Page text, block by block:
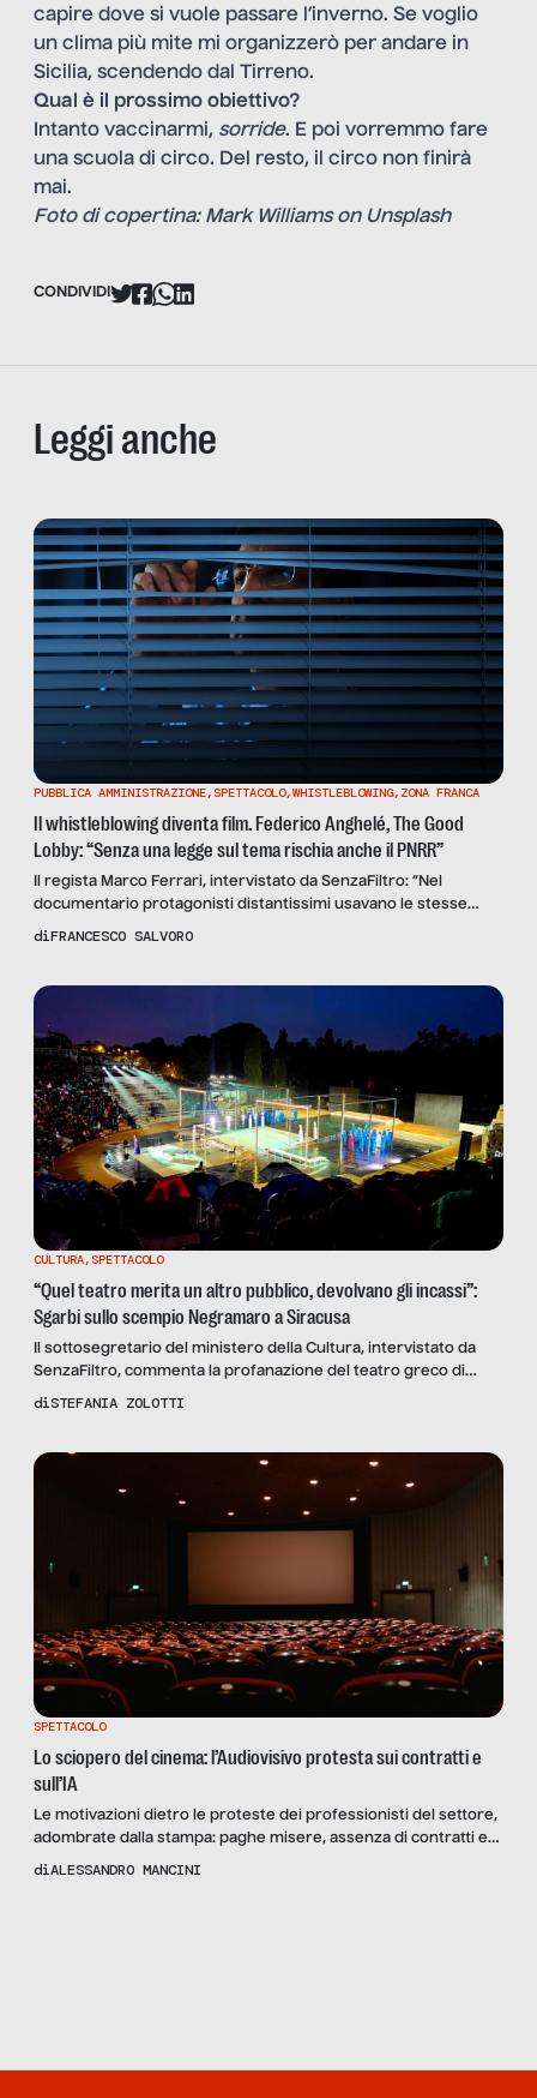
capire dove si vuole passare l’inverno. Se voglio
un clima più mite mi organizzerò per andare in
Sicilia, scendendo dal Tirreno.
Qual è il prossimo obiettivo?
Intanto vaccinarmi, sorride. E poi vorremmo fare
una scuola di circo. Del resto, il circo non finirà
mai.
Foto di copertina: Mark Williamson Unsplash
CONDIVIDI
Leggi anche
PUBBLICA AMMINISTRAZIONE, SPETTACOLO,WHISTLEBLOWING, ZONA FRANCA
Il whistleblowing diventa film. Federico Anghelé, The Good
Lobby: “Senza una legge sul tema rischia anche il PNRR”
Il regista Marco Ferrari, intervistato da SenzaFiltro: “Nel
documentario protagonisti distantissimi usavano le stesse
parole: mobbing, isolamento, stress psicologico”. E l’Italia è
diFRANCESCO SALVORO
CULTURA, SPETTACOLO
“Quel teatro merita un altro pubblico, devolvano gli incassi”:
Sgarbi sullo scempio Negramaro a Siracusa
Il sottosegretario del ministero della Cultura, intervistato da
SenzaFiltro, commenta la profanazione del teatro greco di
Siracusa durante il concerto della band salentina: “Scriverò una
Commissario agli spettacoli”
diSTEFANIA ZOLOTTI
SPETTACOLO
Lo sciopero del cinema: l’Audiovisivo protesta sui contratti e
sull’IA
Le motivazioni dietro le proteste dei professionisti del settore,
adombrate dalla stampa: paghe misere, assenza di contratti e
tutele e l’ombra lunga dell’intelligenza artificiale. Le opinioni di
diALESSANDRO MANCINI